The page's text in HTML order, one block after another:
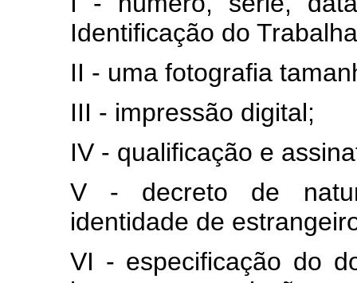
Identificação do
II - uma fotografia
III - impressão digital;
IV - qualificação e
V - decreto de
identidade de
VI - especificação do